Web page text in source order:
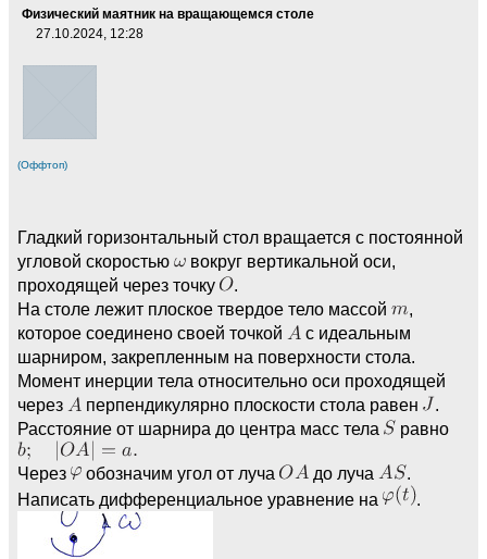
Физический маятник на вращающемся столе
27.10.2024, 12:28
(Оффтоп)
Гладкий горизонтальный стол вращается с постоянной
угловой скоростью
вокруг вертикальной оси,
проходящей через точку
.
На столе лежит плоское твердое тело массой
,
которое соединено своей точкой
c идеальным
шарниром, закрепленным на поверхности стола.
Момент инерции тела относительно оси проходящей
через
перпендикулярно плоскости стола равен
.
Расстояние от шарнира до центра масс тела
равно
Через обозначим угол от луча до луча
.
Написать дифференциальное уравнение на
.